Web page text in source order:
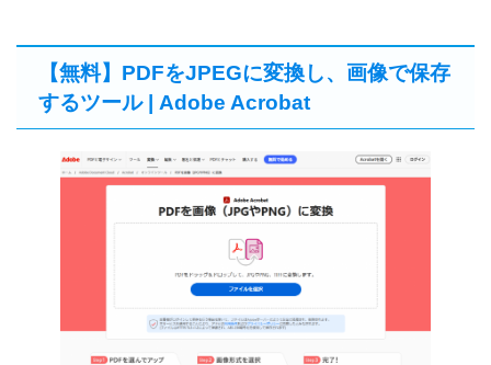
【無料】PDFをJPEGに変換し、画像で保存
するツール | Adobe Acrobat